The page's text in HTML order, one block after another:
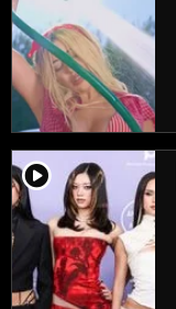
player2